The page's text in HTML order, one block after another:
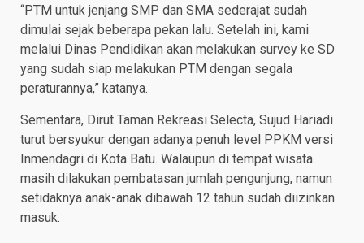
“PTM untuk jenjang SMP dan SMA sederajat sudah
dimulai sejak beberapa pekan lalu. Setelah ini, kami
melalui Dinas Pendidikan akan melakukan survey ke SD
yang sudah siap melakukan PTM dengan segala
peraturannya,” katanya.
Sementara, Dirut Taman Rekreasi Selecta, Sujud Hariadi
turut bersyukur dengan adanya penuh level PPKM versi
Inmendagri di Kota Batu. Walaupun di tempat wisata
masih dilakukan pembatasan jumlah pengunjung, namun
setidaknya anak-anak dibawah 12 tahun sudah diizinkan
masuk.